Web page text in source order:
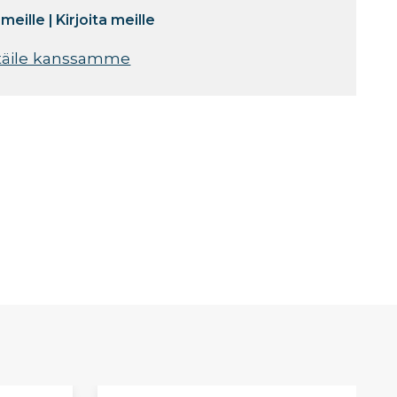
| Kirjoita meille
kanssamme